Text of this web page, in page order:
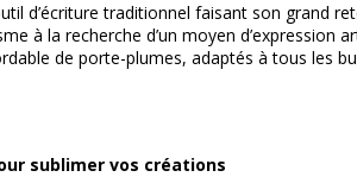
d’écriture traditionnel faisant son grand
à la recherche d’un moyen d’expression
de porte-plumes, adaptés à tous les
sublimer vos créations